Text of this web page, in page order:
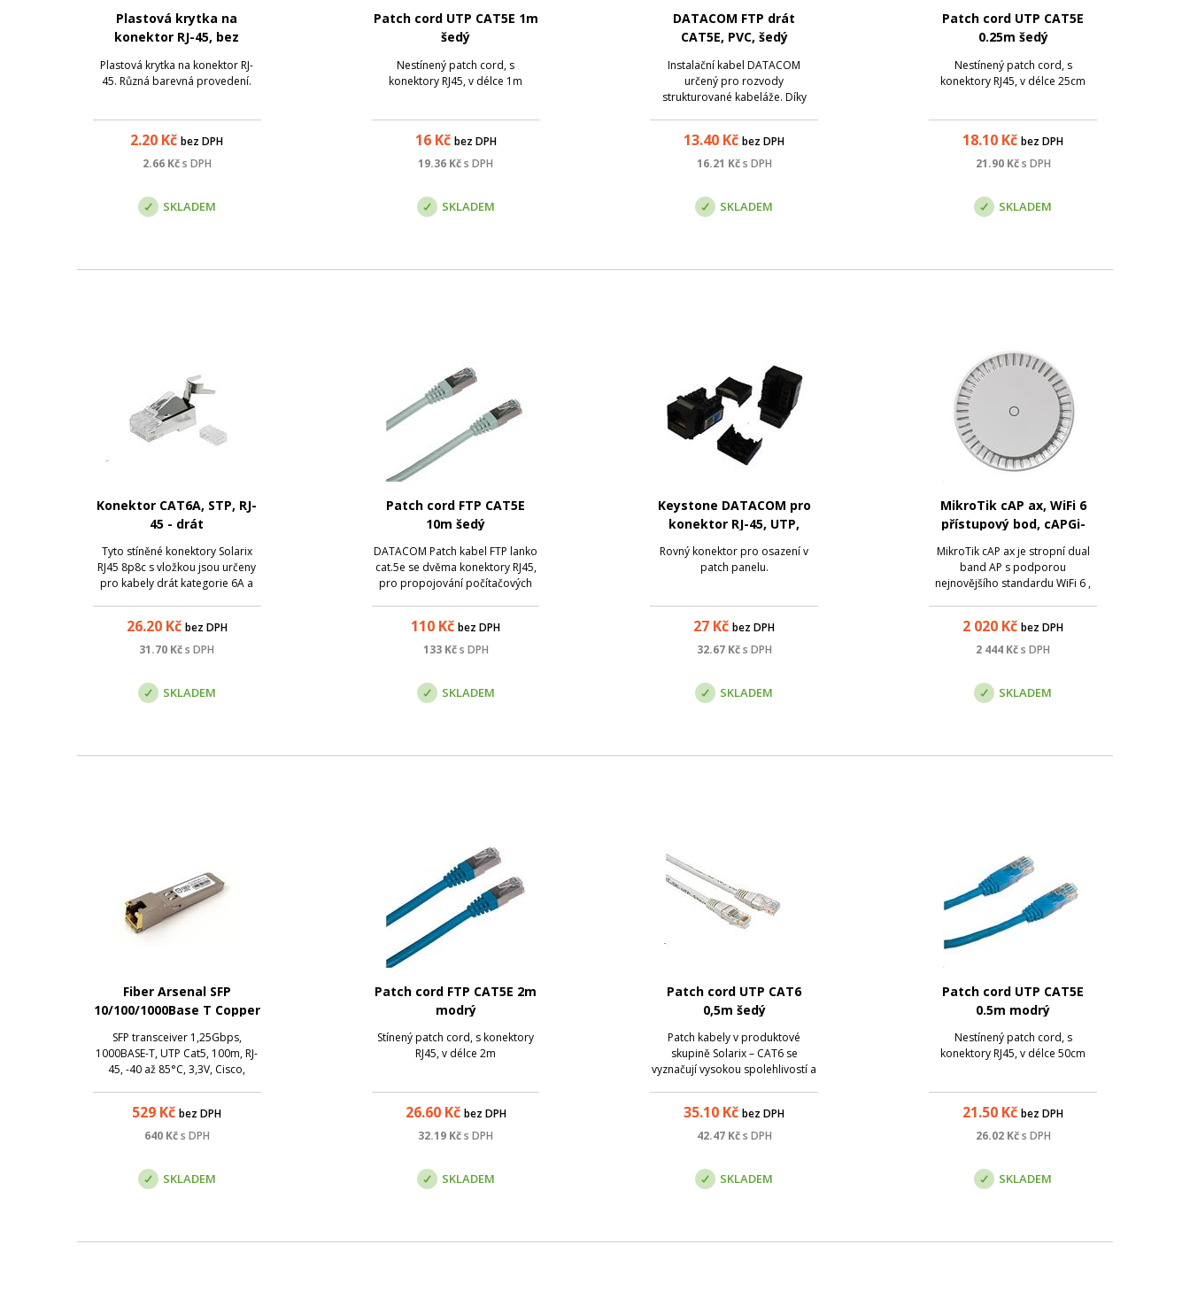
Plastová krytka na
konektor RJ-45, bez
Plastová krytka na konektor RJ-
45. Různá barevná provedení.
2.20 Kč bez DPH
2.66Kčs DPH
SKLADEM
Patch cord UTP CAT5E 1m
šedý
Nestínený patch cord, s
konektory RJ45, v délce 1m
16Kč bez DPH
19.36 Kčs DPH
SKLADEM
DATACOM FTP drát
CAT5E, PVC, šedý
Instalační kabel DATACOM
určený pro rozvody
strukturované kabeláže. Díky
náročnějšího vnitřního prostředí.
Parametry: Název; Hodnota;
13.40 Kč bez DPH
16.21 Kčs DPH
SKLADEM
Patch cord UTP CAT5E
0.25m šedý
Nestínený patch cord, s
konektory RJ45, v délce 25cm
18.10 Kč bez DPH
21.90Kč s DPH
SKLADEM
Konektor CAT6A, STP, RJ-
45 - drát
Tyto stíněné konektory Solarix
RJ45 8p8c s vložkou jsou určeny
pro kabely drát kategorie 6A a
jej bylo možné pohodlně
nakrimpovat na kabely se
26.20Kč bez DPH
31.70 Kčs DPH
SKLADEM
Patch cord FTP CAT5E
10m šedý
DATACOM Patch kabel FTP lanko
cat.5e se dvěma konektory RJ45,
pro propojování počítačových
s aktivními prvky). Stíněné
provedení pro použití v
110 Kč bez DPH
133Kč s DPH
SKLADEM
Keystone DATACOM pro
konektor RJ-45, UTP,
Rovný konektor pro osazení v
patch panelu.
27 Kč bez DPH
32.67Kčs DPH
SKLADEM
MikroTik cAP ax, WiFi 6
přístupový bod, cAPGi-
MikroTik cAP ax je stropní dual
band AP s podporou
nejnovějšího standardu WiFi 6 ,
GHz). Navrženo bylo tak, aby
maximálně splynulo s místem
2 020 Kč bez DPH
2 444 Kčs DPH
SKLADEM
Fiber Arsenal SFP
10/100/1000Base T Copper
Ceragon kompatibilní
SFP transceiver 1,25Gbps,
1000BASE-T, UTP Cat5, 100m, RJ-
45, -40 až 85°C, 3,3V, Cisco,
529 Kč bez DPH
640Kčs DPH
SKLADEM
Patch cord FTP CAT5E 2m
modrý
Stínený patch cord, s konektory
RJ45, v délce 2m
26.60Kč bez DPH
32.19 Kčs DPH
SKLADEM
Patch cord UTP CAT6
0,5m šedý
Patch kabely v produktové
skupině Solarix – CAT6 se
vyznačují vysokou spolehlivostí a
náročnějších podmínkách.
Způsob výroby je u těchto patch
35.10 Kč bez DPH
42.47Kčs DPH
SKLADEM
Patch cord UTP CAT5E
0.5m modrý
Nestínený patch cord, s
konektory RJ45, v délce 50cm
21.50 Kč bez DPH
26.02Kč s DPH
SKLADEM